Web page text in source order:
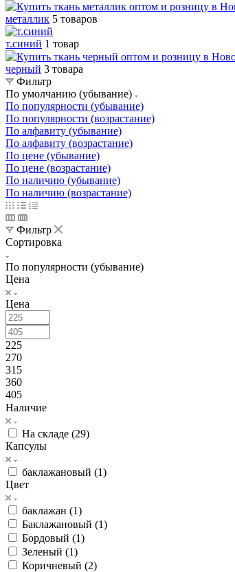
металлик 5 товаров
т.синий 1 товар
черный 3 товара
Фильтр
По умолчанию (убывание)
По популярности (убывание)
По популярности (возрастание)
По алфавиту (убывание)
По алфавиту (возрастание)
По цене (убывание)
По цене (возрастание)
По наличию (убывание)
По наличию (возрастание)
Фильтр
Сортировка
По популярности (убывание)
Цена
Цена
225
270
315
360
405
Наличие
На складе (29)
Капсулы
баклажановый (1)
Цвет
баклажан (1)
Баклажановый (1)
Бордовый (1)
Зеленый (1)
Коричневый (2)